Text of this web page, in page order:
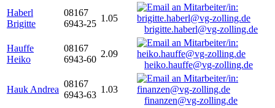
Haberl
Brigitte
08167
6943-25
1.05
brigitte.haberl@vg-zolling.de
Hauffe
Heiko
08167
6943-60
2.09
heiko.hauffe@vg-zolling.de
Hauk Andrea
08167
6943-63
1.03
finanzen@vg-zolling.de